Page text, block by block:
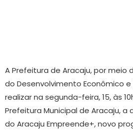
A Prefeitura de Aracaju, por meio
do Desenvolvimento Econômico e
realizar na segunda-feira, 15, às
Prefeitura Municipal de Aracaju,
do Aracaju Empreende+, novo